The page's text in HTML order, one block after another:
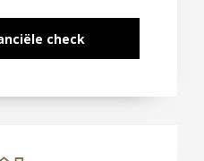
check